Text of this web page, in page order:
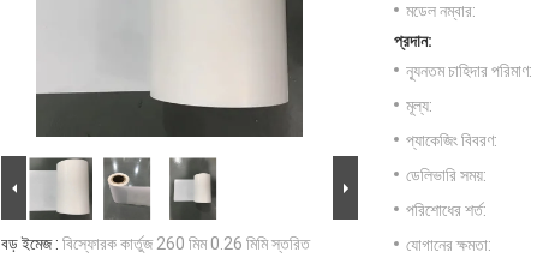
বড় ইমেজ : বিস্ফোরক কার্তুজ 260 মিম 0.26 মিমি স্তরিত
মডেল নম্বার:
প্রদান:
ন্যূনতম চাহিদার পরিমাণ:
মূল্য:
প্যাকেজিং বিবরণ:
ডেলিভারি সময়:
পরিশোধের শর্ত:
যোগানের ক্ষমতা: